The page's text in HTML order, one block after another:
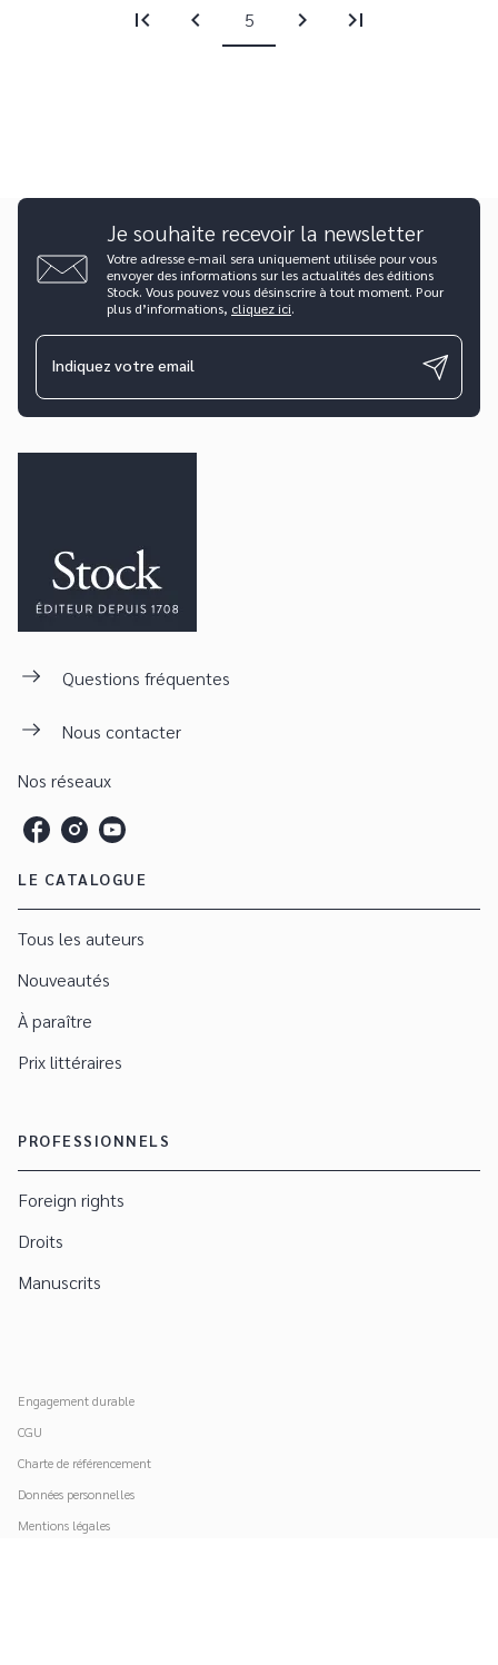
first_page chevron_left 5 chevron_right last_page
Je souhaite recevoir la newsletter
Votre adresse e-mail sera uniquement utilisée pour vous
envoyer des informations sur les actualités des éditions
Stock. Vous pouvez vous désinscrire à tout moment. Pour
plus d’informations, cliquez ici.
Indiquez votre email
Questions fréquentes
Nous contacter
Nos réseaux
LE CATALOGUE
Tous les auteurs
Nouveautés
À paraître
Prix littéraires
PROFESSIONNELS
Foreign rights
Droits
Manuscrits
Engagement durable
CGU
Charte de référencement
Données personnelles
Mentions légales